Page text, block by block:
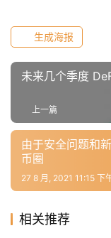
工
荐
生成海报
未来几个季度
上一篇
由于安全问题和
币圈
27 8 月, 2021 11:15 下
相关推荐